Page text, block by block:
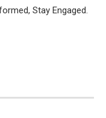
Stay Engaged.